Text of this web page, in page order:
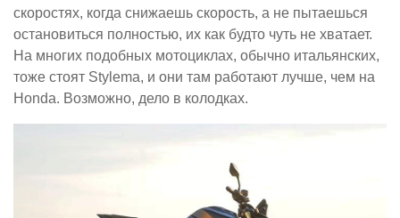
скоростях, когда снижаешь скорость, а не пытаешься
остановиться полностью, их как будто чуть не хватает.
На многих подобных мотоциклах, обычно итальянских,
тоже стоят Stylema, и они там работают лучше, чем на
Honda. Возможно, дело в колодках.